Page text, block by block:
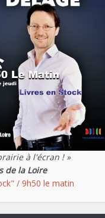
à l'écran ! »
de la Loire
/ 9h50 le matin